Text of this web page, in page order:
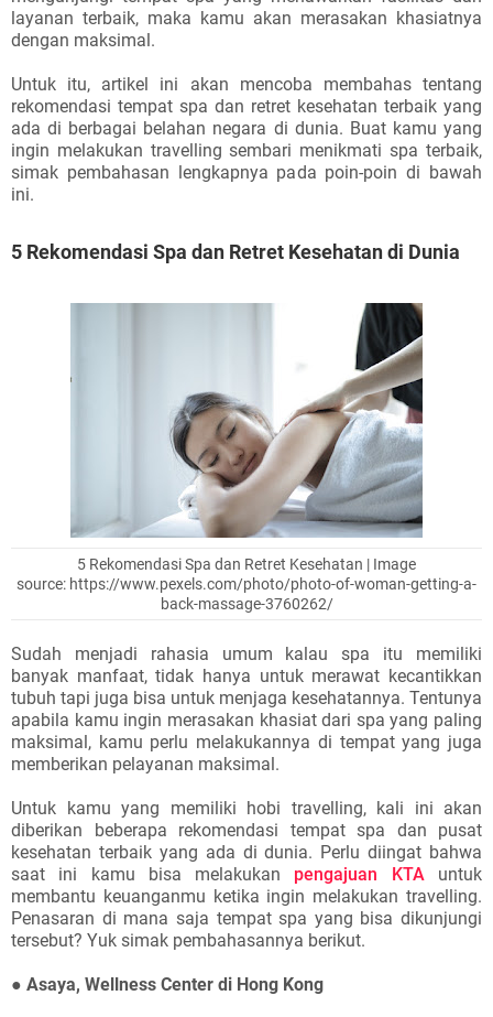
layanan terbaik, maka kamu akan merasakan khasiatnya
dengan maksimal.
Untuk itu, artikel ini akan mencoba membahas tentang
rekomendasi tempat spa dan retret kesehatan terbaik yang
ada di berbagai belahan negara di dunia. Buat kamu yang
ingin melakukan travelling sembari menikmati spa terbaik,
simak pembahasan lengkapnya pada poin-poin di bawah
ini.
5 Rekomendasi Spa dan Retret Kesehatan di Dunia
5 Rekomendasi Spa dan Retret Kesehatan | Image
source: https://www.pexels.com/photo/photo-of-woman-getting-a-
back-massage-3760262/
Sudah menjadi rahasia umum kalau spa itu memiliki
banyak manfaat, tidak hanya untuk merawat kecantikkan
tubuh tapi juga bisa untuk menjaga kesehatannya. Tentunya
apabila kamu ingin merasakan khasiat dari spa yang paling
maksimal, kamu perlu melakukannya di tempat yang juga
memberikan pelayanan maksimal.
Untuk kamu yang memiliki hobi travelling, kali ini akan
diberikan beberapa rekomendasi tempat spa dan pusat
kesehatan terbaik yang ada di dunia. Perlu diingat bahwa
saat ini kamu bisa melakukan pengajuan KTAuntuk
membantu keuanganmu ketika ingin melakukan travelling.
Penasaran di mana saja tempat spa yang bisa dikunjungi
tersebut? Yuk simak pembahasannya berikut.
● Asaya, Wellness Center di Hong Kong